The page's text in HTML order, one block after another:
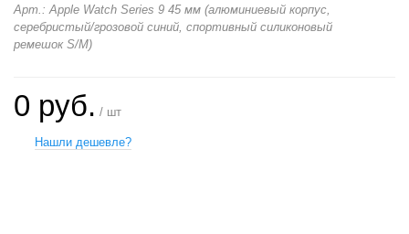
Арт.: Apple Watch Series 9 45 мм (алюминиевый корпус,
серебристый/грозовой синий, спортивный силиконовый
ремешок S/M)
0 руб. / шт
Нашли дешевле?